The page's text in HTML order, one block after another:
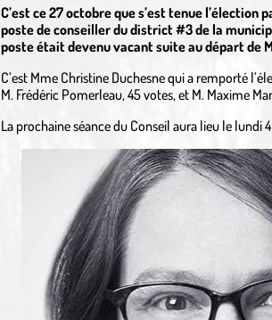
C’est ce 27 octobre que s’est tenue
poste de conseiller du district #3 de la
poste était devenu vacant suite au départ de
C’est Mme Christine Duchesne qui a remporté
M. Frédéric Pomerleau, 45 votes, et M. Maxime
La prochaine séance du Conseil aura lieu le lundi